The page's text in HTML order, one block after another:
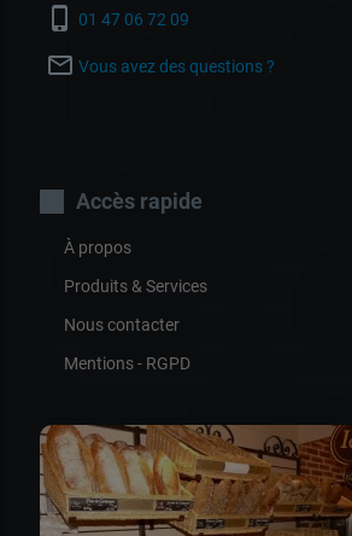
phone_iphone 01 47 06 72 09
mail_outline Vous avez des questions ?
Accès rapide
À propos
Produits & Services
Nous contacter
Mentions - RGPD